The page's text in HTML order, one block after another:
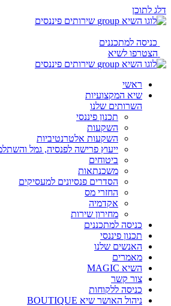
דלג לתוכן
כניסה למתכננים
הצטרפו לשיא
ראשי
שיא המקצועיות
השרותים שלנו
תכנון פיננסי
השקעות
השקעות אלטרנטיביות
ייעוץ פרישה לפנסיה, גמל
ביטוחים
משכנתאות
הסדרים פנסיונים למעסיקים
החזרי מס
אקדמיה
מחירון שירות
כניסה למתכננים
תכנון פיננסי
האנשים שלנו
מאמרים
השיא MAGIC
צור קשר
כניסה ללקוחות
ניהול האושר שיא BOUTIQUE